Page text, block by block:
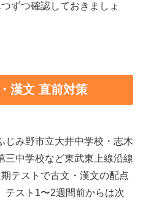
ずつ確認しておきましょ
漢文 直前対策
じみ野市立大井中学校・志木
三中学校など東武東上線沿線
テストで古文・漢文の配点
テスト1〜2週間前からは次